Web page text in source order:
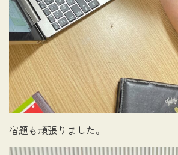
宿題も頑張りました。